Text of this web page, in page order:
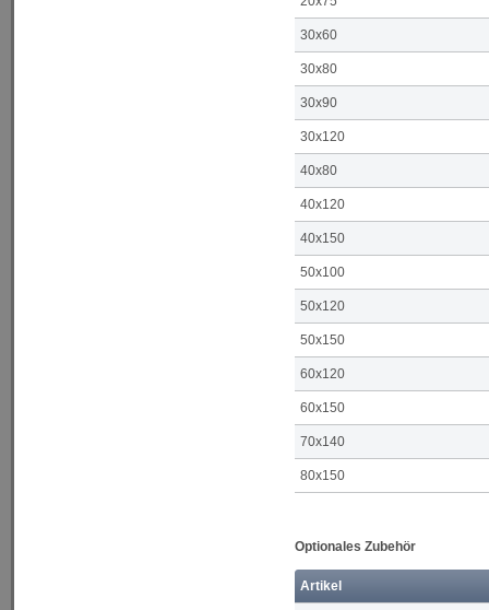
30x60
30x80
30x90
30x120
40x80
40x120
40x150
50x100
50x120
50x150
60x120
60x150
70x140
80x150
Optionales Zubehör
Artikel